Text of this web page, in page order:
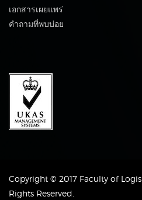
เอกสารเผยแพร่
คำถามที่พบบ่อย
Copyright © 2017 Faculty of
Rights Reserved.